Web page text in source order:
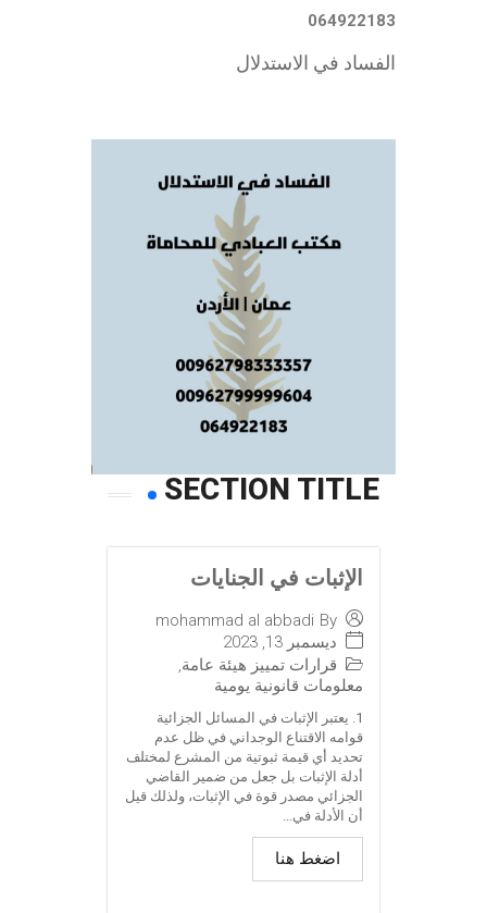
064922183
الفساد في الاستدلال
SECTION TITLE
الإثبات في الجنايات
By
mohammad al abbadi
ديسمبر 13, 2023
قرارات تمييز هيئة عامة,
معلومات قانونية يومية
1. يعتبر الإثبات في المسائل الجزائية
قوامه الاقتناع الوجداني في ظل عدم
تحديد أي قيمة ثبوتية من المشرع لمختلف
أدلة الإثبات بل جعل من ضمير القاضي
الجزائي مصدر قوة في الإثبات، ولذلك قيل
أن الأدلة في...
اضغط هنا